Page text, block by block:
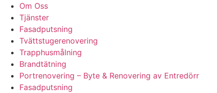
Om Oss
Tjänster
Fasadputsning
Tvättstugerenovering
Trapphusmålning
Brandtätning
Portrenovering – Byte & Renovering av Entredörr
Fasadputsning